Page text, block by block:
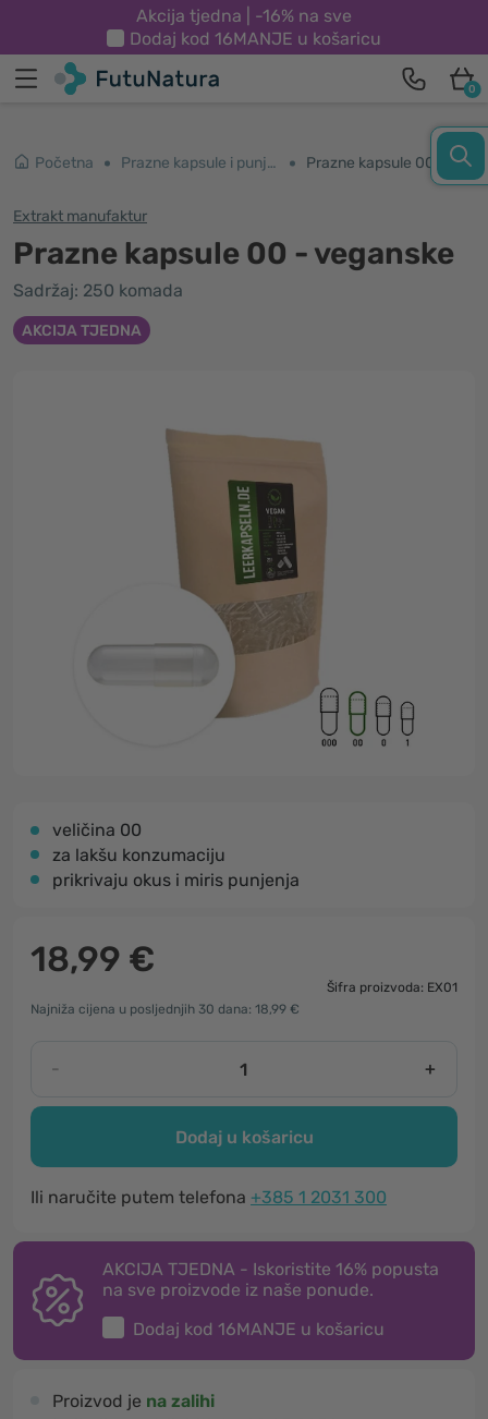
Akcija tjedna | -16% na sve
Dodaj kod 16MANJE u košaricu
0
Početna Prazne kapsule i punjači Prazne kapsule 00 - veganske
Extrakt manufaktur
Prazne kapsule 00 - veganske
Sadržaj: 250 komada
AKCIJA TJEDNA
veličina 00
za lakšu konzumaciju
prikrivaju okus i miris punjenja
18,99 €
Šifra proizvoda: EX01
Najniža cijena u posljednjih 30 dana: 18,99 €
- +
Dodaj u košaricu
Ili naručite putem telefona +385 1 2031 300
AKCIJA TJEDNA - Iskoristite 16% popusta
na sve proizvode iz naše ponude.
Dodaj kod 16MANJE u košaricu
Proizvod je na zalihi